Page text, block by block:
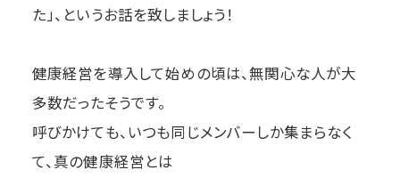
た」、というお話を致しましょう！
健康経営を導入して始めの頃は、無関心な人が大
多数だったそうです。
呼びかけても、いつも同じメンバーしか集まらなく
て、真の健康経営とは